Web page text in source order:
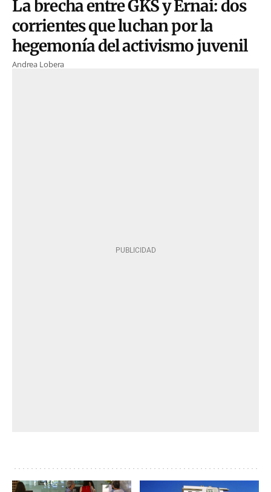
La brecha entre GKS y Ernai: dos
corrientes que luchan por la
hegemonía del activismo juvenil
Andrea Lobera